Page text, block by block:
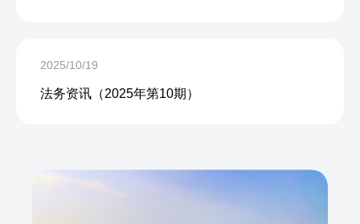
2025/10/19
法务资讯（2025年第10期）